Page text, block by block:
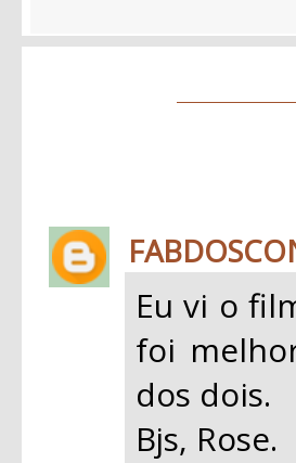
Eu vi o
foi
dos dois.
Bjs, Rose.